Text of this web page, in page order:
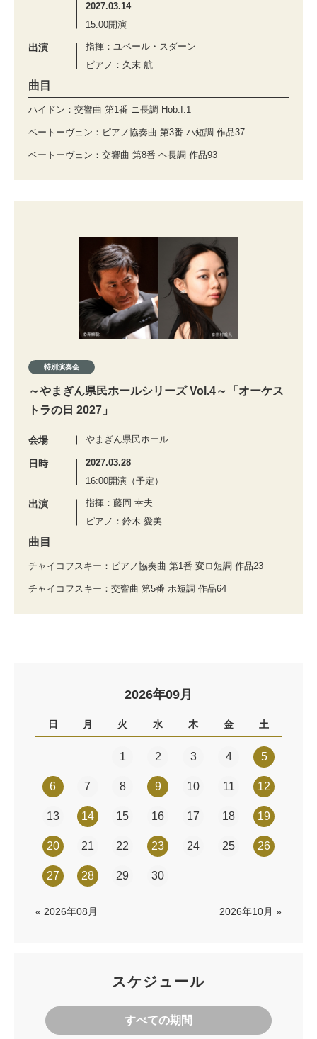
2027.03.14
15:00開演
出演
指揮：ユベール・スダーン
ピアノ：久末 航
曲目
ハイドン：交響曲 第1番 ニ長調 Hob.I:1
ベートーヴェン：ピアノ協奏曲 第3番 ハ短調 作品37
ベートーヴェン：交響曲 第8番 ヘ長調 作品93
特別演奏会
～やまぎん県民ホールシリーズ Vol.4～「オーケス
トラの日 2027」
会場 やまぎん県民ホール
日時
2027.03.28
16:00開演（予定）
出演
指揮：藤岡 幸夫
ピアノ：鈴木 愛美
曲目
チャイコフスキー：ピアノ協奏曲 第1番 変ロ短調 作品23
チャイコフスキー：交響曲 第5番 ホ短調 作品64
2026年09月
日 月 火 水 木 金 土
1 2 3 4 5
6 7 8 9 10 11 12
13 14 15 16 17 18 19
20 21 22 23 24 25 26
27 28 29 30
« 2026年08月 2026年10月 »
スケジュール
すべての期間